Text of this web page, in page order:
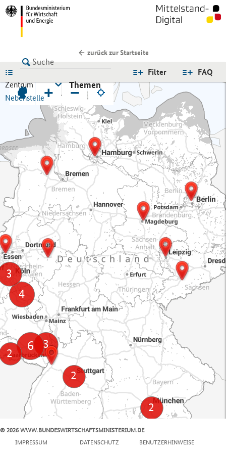
zurück zur Startseite
FAQ
Filter
Zentrum
Nebenstelle
Themen
+ −
© 2026 WWW.BUNDESWIRTSCHAFTSMINISTERIUM.DE
IMPRESSUM
DATENSCHUTZ BENUTZERHINWEISE